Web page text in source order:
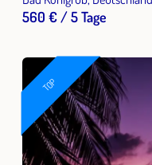
560 € / 5 Tage
TOP